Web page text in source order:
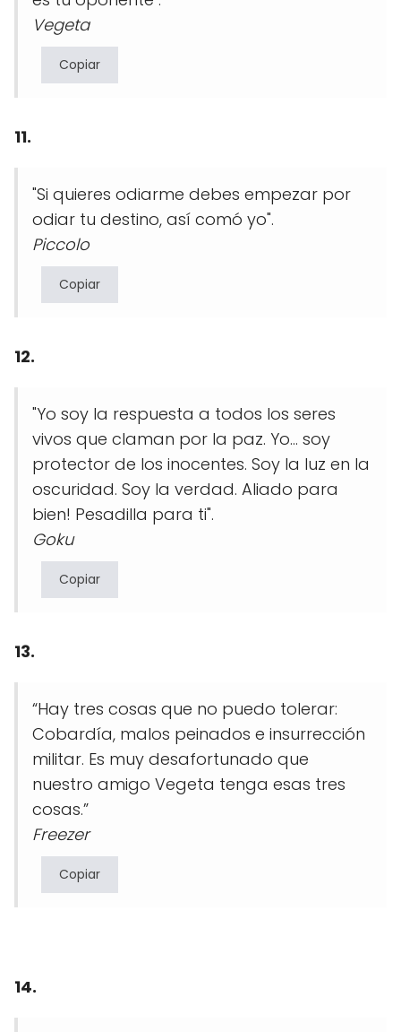
Vegeta
Copiar
11.
"Si quieres odiarme debes empezar por
odiar tu destino, así comó yo".
Piccolo
Copiar
12.
"Yo soy la respuesta a todos los seres
vivos que claman por la paz. Yo... soy
protector de los inocentes. Soy la luz en la
oscuridad. Soy la verdad. Aliado para
bien! Pesadilla para ti".
Goku
Copiar
13.
“Hay tres cosas que no puedo tolerar:
Cobardía, malos peinados e insurrección
militar. Es muy desafortunado que
nuestro amigo Vegeta tenga esas tres
cosas.”
Freezer
Copiar
14.